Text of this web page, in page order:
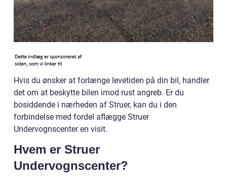
Hvis du ønsker at forlænge levetiden på din bil, handler
det om at beskytte bilen imod rust angreb. Er du
bosiddende i nærheden af Struer, kan du i den
forbindelse med fordel aflægge Struer
Undervognscenter en visit.
Hvem er Struer
Undervognscenter?